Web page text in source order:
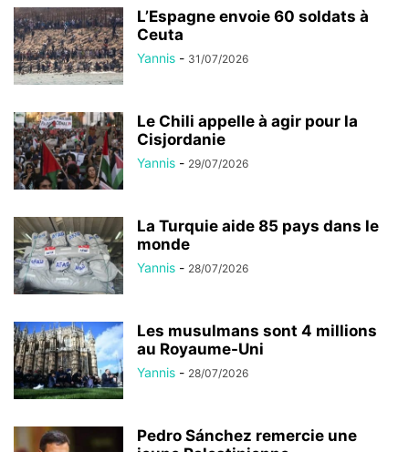
L’Espagne envoie 60 soldats à
Ceuta
Yannis - 31/07/2026
Le Chili appelle à agir pour la
Cisjordanie
Yannis - 29/07/2026
La Turquie aide 85 pays dans le
monde
Yannis - 28/07/2026
Les musulmans sont 4 millions
au Royaume-Uni
Yannis - 28/07/2026
Pedro Sánchez remercie une